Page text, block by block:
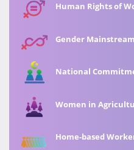
Human Rights of
Gender
National
Women in
Home-based